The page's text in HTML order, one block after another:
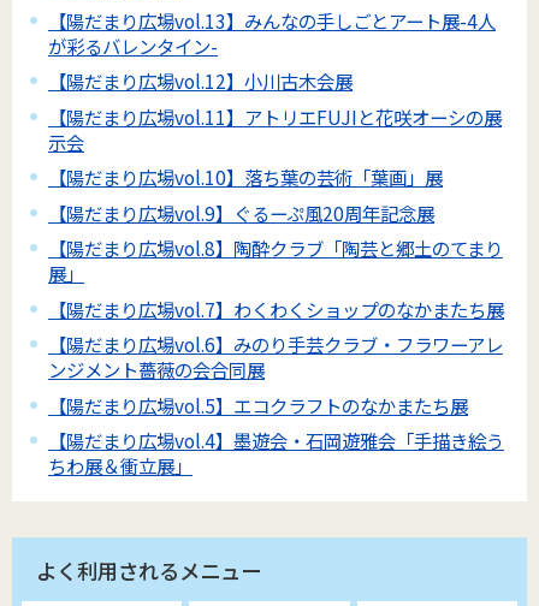
【陽だまり広場vol.13】みんなの手しごとアート展-4人
が彩るバレンタイン-
【陽だまり広場vol.12】小川古木会展
【陽だまり広場vol.11】アトリエFUJIと花咲オーシの展
示会
【陽だまり広場vol.10】落ち葉の芸術「葉画」展
【陽だまり広場vol.9】ぐるーぷ風20周年記念展
【陽だまり広場vol.8】陶酔クラブ「陶芸と郷土のてまり
展」
【陽だまり広場vol.7】わくわくショップのなかまたち展
【陽だまり広場vol.6】みのり手芸クラブ・フラワーアレ
ンジメント薔薇の会合同展
【陽だまり広場vol.5】エコクラフトのなかまたち展
【陽だまり広場vol.4】墨遊会・石岡遊雅会「手描き絵う
ちわ展＆衝立展」
よく利用されるメニュー